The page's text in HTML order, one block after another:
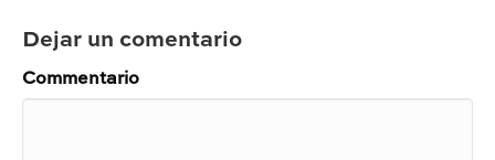
Dejar un comentario
Commentario